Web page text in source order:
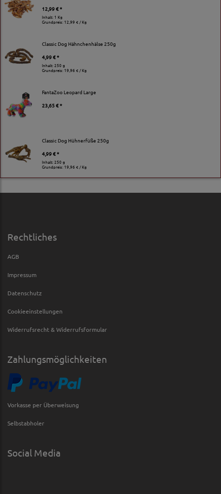
12,99 € *
Inhalt: 1 Kg
Grundpreis: 12,99 € / Kg
Classic Dog Hähnchenhälse 250g
4,99 € *
Inhalt: 250 g
Grundpreis:19,96 € / Kg
FantaZoo Leopard Large
23,65 € *
Classic Dog Hühnerfüße 250g
4,99 € *
Inhalt: 250 g
Grundpreis:19,96 € / Kg
Rechtliches
AGB
Impressum
Datenschutz
Cookieeinstellungen
Widerrufsrecht & Widerrufsformular
Zahlungsmöglichkeiten
Vorkasse per Überweisung
Selbstabholer
Social Media